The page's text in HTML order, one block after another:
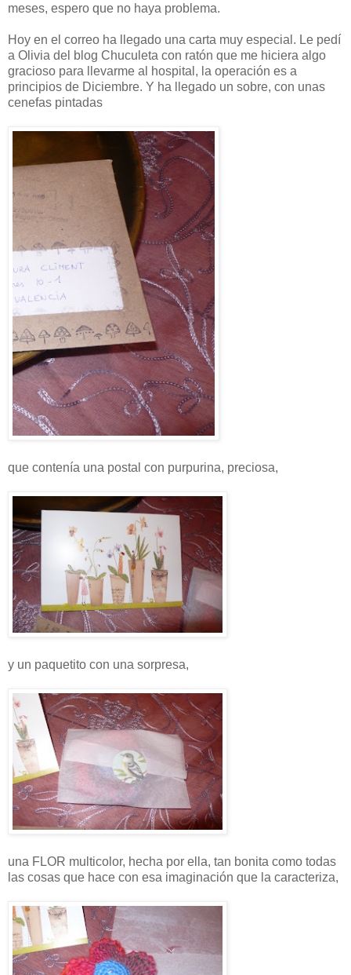
meses, espero que no haya problema.
Hoy en el correo ha llegado una carta muy especial. Le pedí
a Olivia del blog Chuculeta con ratón que me hiciera algo
gracioso para llevarme al hospital, la operación es a
principios de Diciembre. Y ha llegado un sobre, con unas
cenefas pintadas
que contenía una postal con purpurina, preciosa,
y un paquetito con una sorpresa,
una FLOR multicolor, hecha por ella, tan bonita como todas
las cosas que hace con esa imaginación que la caracteriza,